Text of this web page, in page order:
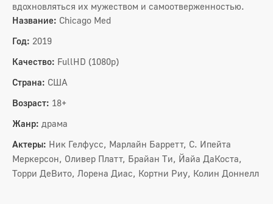
вдохновляться их мужеством и самоотверженностью.
Название: Chicago Med
Год: 2019
Качество: FullHD (1080p)
Страна: США
Возраст: 18+
Жанр: драма
Актеры: Ник Гелфусс, Марлайн Барретт, С. Ипейта
Меркерсон, Оливер Платт, Брайан Ти, Йайа ДаКоста,
Торри ДеВито, Лорена Диас, Кортни Риу, Колин Доннелл